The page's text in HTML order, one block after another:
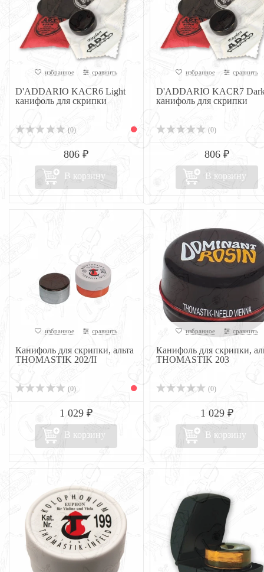
избранное сравнить
D'ADDARIO KACR6 Light
канифоль для скрипки
(0)
806 ₽
В корзину
избранное сравнить
D'ADDARIO KACR7
канифоль для скрипки
(0)
806 ₽
В корзину
избранное сравнить
Канифоль для скрипки, альта
THOMASTIK 202/II
(0)
1 029 ₽
В корзину
избранное сравнить
Канифоль для скрипки,
THOMASTIK 203
(0)
1 029 ₽
В корзину